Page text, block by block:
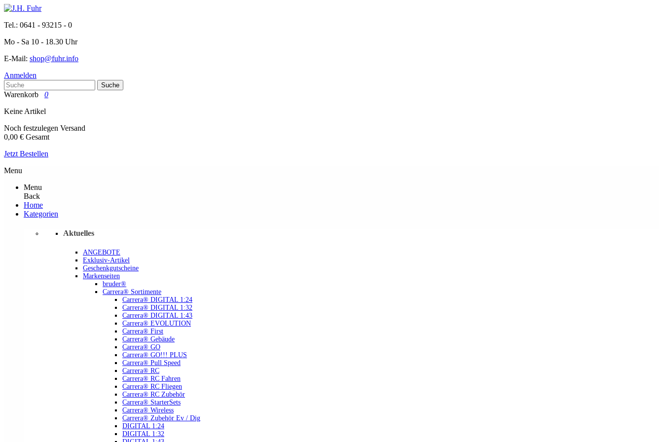
Tel.: 0641 - 93215 - 0
Mo - Sa 10 - 18.30 Uhr
E-Mail: shop@fuhr.info
Anmelden
Suche
Warenkorb
0
Keine Artikel
Noch festzulegen Versand
0,00 € Gesamt
Jetzt Bestellen
Menu
Menu
Back
Home
Kategorien
Aktuelles
ANGEBOTE
Exklusiv-Artikel
Geschenkgutscheine
Markenseiten
bruder®
Carrera® Sortimente
Carrera® DIGITAL 1:24
Carrera® DIGITAL 1:32
Carrera® DIGITAL 1:43
Carrera® EVOLUTION
Carrera® First
Carrera® Gebäude
Carrera® GO
Carrera® GO!!! PLUS
Carrera® Pull Speed
Carrera® RC
Carrera® RC Fahren
Carrera® RC Fliegen
Carrera® RC Zubehör
Carrera® StarterSets
Carrera® Wireless
Carrera® Zubehör Ev / Dig
DIGITAL 1:24
DIGITAL 1:32